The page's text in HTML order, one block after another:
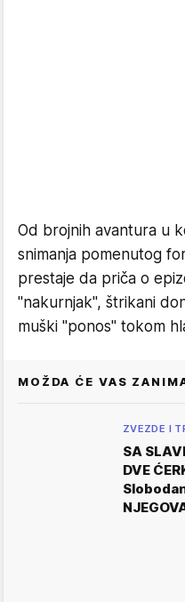
Od brojnih avantura u
snimanja pomenutog
prestaje da priča o
"nakurnjak", štrikani
muški "ponos" tokom
MOŽDA ĆE VAS
ZVEZDE I
SA
DVE